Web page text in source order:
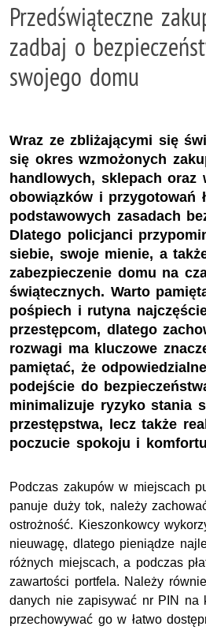
Przedświąteczne
zadbaj o
swojego domu
Wraz ze zbliżającymi się
się okres wzmożonych
handlowych, sklepach oraz
obowiązków i przygotowań
podstawowych zasadach
Dlatego policjanci
siebie, swoje mienie, a
zabezpieczenie domu na
świątecznych. Warto
pośpiech i rutyna
przestępcom, dlatego
rozwagi ma kluczowe
pamiętać, że
podejście do
minimalizuje ryzyko stania
przestępstwa, lecz także
poczucie spokoju i
Podczas zakupów w miejscach
panuje duży tok, należy
ostrożność. Kieszonkowcy
nieuwagę, dlatego pieniądze
różnych miejscach, a podczas
zawartości portfela. Należy
danych nie zapisywać nr PIN na
przechowywać go w łatwo